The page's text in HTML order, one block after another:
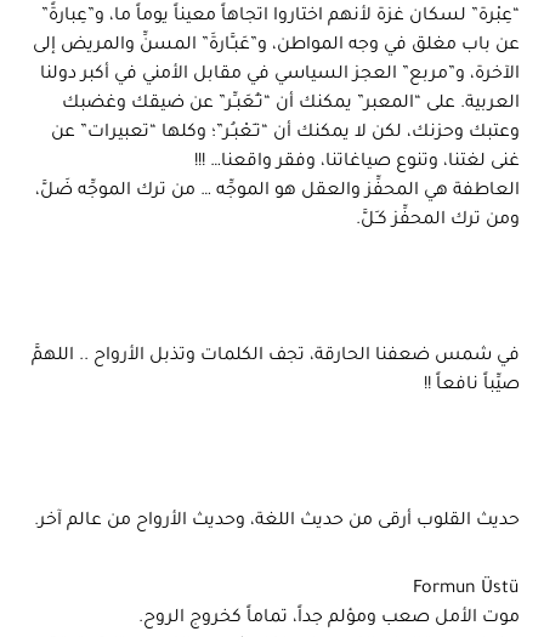
“عِبْرة” لسكان غزة لأنهم اختاروا اتجاهاً معيناً يوماً ما، و”عِبارةً”
عن باب مغلق في وجه المواطن، و”عَبـَّارةَ” المسنِّ والمريض إلى
الآخرة، و”مربع” العجز السياسي في مقابل الأمني في أكبر دولنا
العربية. على “المعبر” يمكنك أن “تـُعَبـِّر” عن ضيقك وغضبك
وعتبك وحزنك، لكن لا يمكنك أن “تـَعْبـُر”؛ وكلها “تعبيرات” عن
غنى لغتنا، وتنوع صياغاتنا، وفقر واقعنا… !!!
العاطفة هي المحفِّز والعقل هو الموجِّه … من ترك الموجِّه ضَلَّ،
ومن ترك المحفِّز كـَلَّ.
في شمس ضعفنا الحارقة، تجف الكلمات وتذبل الأرواح .. اللهمَّ
صيِّباً نافعاً !!
حديث القلوب أرقى من حديث اللغة، وحديث الأرواح من عالم آخر.
Formun Üstü
موت الأمل صعب ومؤلم جداً، تماماً كخروج الروح.